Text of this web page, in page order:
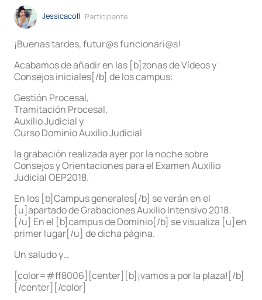
Jessicacoll Participante
¡Buenas tardes, futur@s funcionari@s!
Acabamos de añadir en las [b]zonas de Vídeos y
Consejos iniciales[/b] de los campus:
Gestión Procesal,
Tramitación Procesal,
Auxilio Judicial y
Curso Dominio Auxilio Judicial
la grabación realizada ayer por la noche sobre
Consejos y Orientaciones para el Examen Auxilio
Judicial OEP2018.
En los [b]Campus generales[/b] se verán en el
[u]apartado de Grabaciones Auxilio Intensivo 2018.
[/u] En el [b]campus de Dominio[/b] se visualiza [u]en
primer lugar[/u] de dicha página.
Un saludo y…
[color=#ff8006][center][b]¡vamos a por la plaza![/b]
[/center][/color]